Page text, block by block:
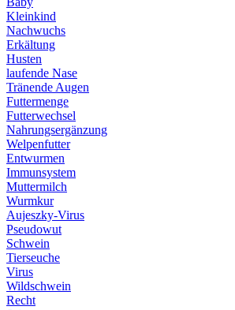
Kleinkind
Nachwuchs
Erkältung
Husten
laufende Nase
Tränende Augen
Futtermenge
Futterwechsel
Nahrungsergänzung
Welpenfutter
Entwurmen
Immunsystem
Muttermilch
Wurmkur
Aujeszky-Virus
Pseudowut
Schwein
Tierseuche
Virus
Wildschwein
Recht